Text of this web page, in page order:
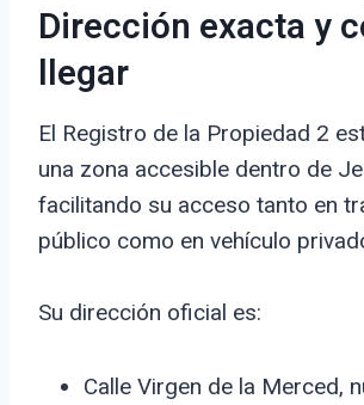
Dirección exacta y
llegar
El Registro de la Propiedad 2
una zona accesible dentro de
facilitando su acceso tanto en
público como en vehículo
Su dirección oficial es:
Calle Virgen de la Merced,